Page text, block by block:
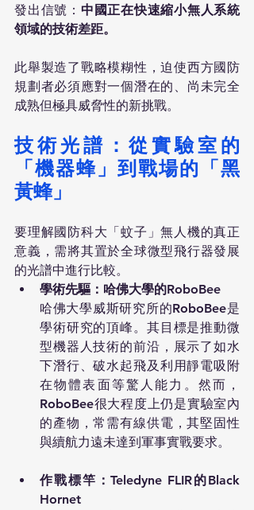
發出信號： 中國正在快速縮小無人系統
領域的技術差距。
此舉製造了戰略模糊性，迫使西方國防
規劃者必須應對一個潛在的、尚未完全
成熟但極具威脅性的新挑戰。
技術光譜：從實驗室的
「機器蜂」到戰場的「黑
黃蜂」
要理解國防科大「蚊子」無人機的真正
意義，需將其置於全球微型飛行器發展
的光譜中進行比較。
學術先驅：哈佛大學的RoboBee
哈佛大學威斯研究所的RoboBee是
學術研究的頂峰。其目標是推動微
型機器人技術的前沿，展示了如水
下潛行、破水起飛及利用靜電吸附
在物體表面等驚人能力。然而，
RoboBee很大程度上仍是實驗室內
的產物，常需有線供電，其堅固性
與續航力遠未達到軍事實戰要求。
作戰標竿：Teledyne FLIR的Black
Hornet